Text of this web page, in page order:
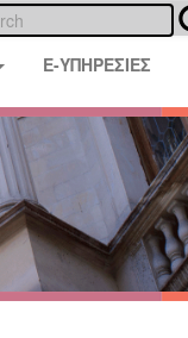
E-ΥΠΗΡΕΣΙΕΣ